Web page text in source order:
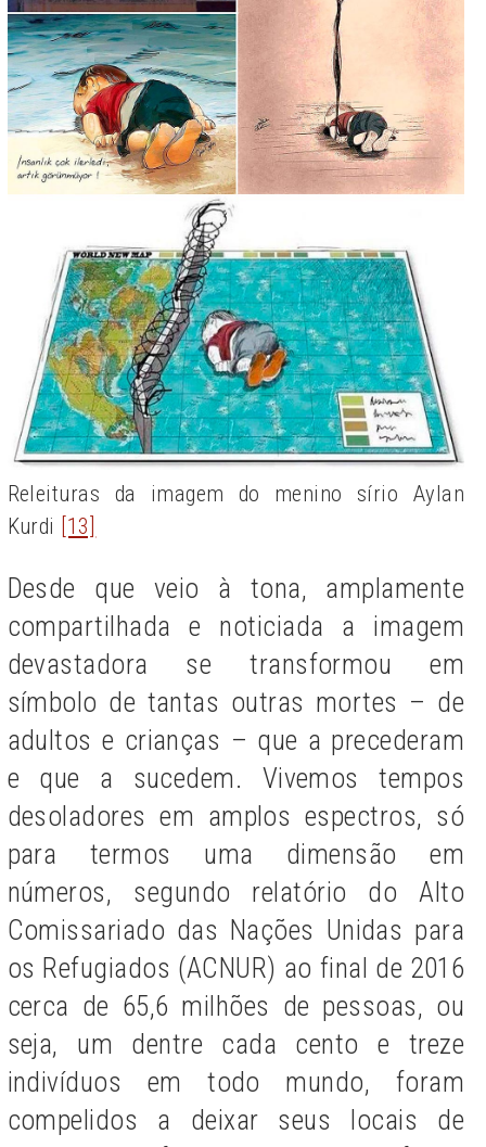
Releituras da imagem do menino sírio Aylan
Kurdi [13]
Desde que veio à tona, amplamente
compartilhada e noticiada a imagem
devastadora se transformou em
símbolo de tantas outras mortes – de
adultos e crianças – que a precederam
e que a sucedem. Vivemos tempos
desoladores em amplos espectros, só
para termos uma dimensão em
números, segundo relatório do Alto
Comissariado das Nações Unidas para
os Refugiados (ACNUR) ao final de 2016
cerca de 65,6 milhões de pessoas, ou
seja, um dentre cada cento e treze
indivíduos em todo mundo, foram
compelidos a deixar seus locais de